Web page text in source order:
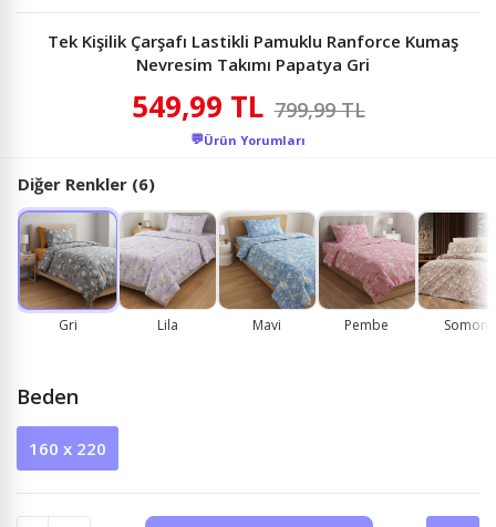
Tek Kişilik Çarşafı Lastikli Pamuklu Ranforce Kumaş
Nevresim Takımı Papatya Gri
549,99 TL 799,99 TL
💬Ürün Yorumları
Diğer Renkler (6)
Gri Lila Mavi Pembe Somon
Beden
160 x 220